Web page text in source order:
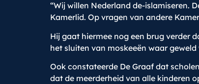
“Wij willen Nederland de-islamiseren.
Kamerlid. Op vragen van andere
Hij gaat hiermee nog een brug verder
het sluiten van moskeeën waar
Ook constateerde De Graaf dat
dat de meerderheid van alle kinderen